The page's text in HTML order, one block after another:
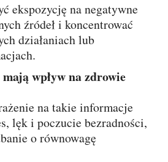
ekspozycję na negatywne
źródeł i koncentrować
działaniach lub
na takie informacje
lęk i poczucie bezradności,
o równowagę